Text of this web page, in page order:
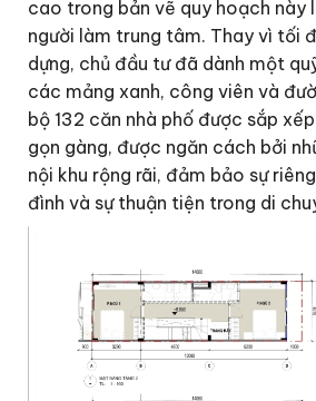
cao trong bản vẽ quy hoạch này
người làm trung tâm. Thay vì tối
dựng, chủ đầu tư đã dành một
các mảng xanh, công viên và
bộ 132 căn nhà phố được sắp
gọn gàng, được ngăn cách bởi
nội khu rộng rãi, đảm bảo sự
đình và sự thuận tiện trong di